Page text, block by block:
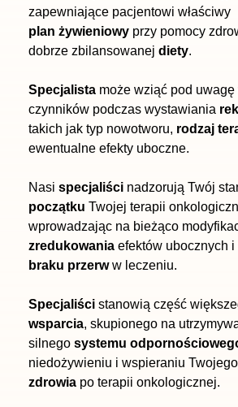
zapewniające pacjentowi właściwy
plan żywieniowy przy pomocy
dobrze zbilansowanej diety.
Specjalista może wziąć pod
czynników podczas wystawiania
takich jak typ nowotworu, rodzaj
ewentualne efekty uboczne.
Nasi specjaliści nadzorują Twój
początku Twojej terapii
wprowadzając na bieżąco
zredukowania efektów ubocznych
braku przerww leczeniu.
Specjaliści stanowią część
wsparcia, skupionego na
silnego systemu
niedożywieniu i wspieraniu
zdrowia po terapii onkologicznej.